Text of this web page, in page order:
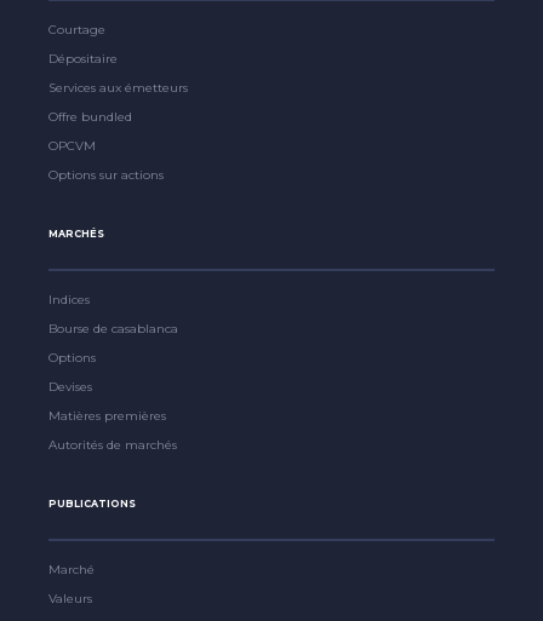
Courtage
Dépositaire
Services aux émetteurs
Offre bundled
OPCVM
Options sur actions
MARCHÉS
Indices
Bourse de casablanca
Options
Devises
Matières premières
Autorités de marchés
PUBLICATIONS
Marché
Valeurs